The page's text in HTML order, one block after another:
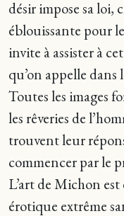
désir impose sa loi,
éblouissante pour
invite à assister à
qu’on appelle dans
Toutes les images
les rêveries de
trouvent leur
commencer par le
L’art de Michon
érotique extrême